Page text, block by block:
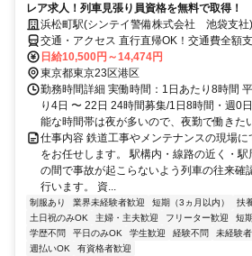
レア求人！列車見張り員資格を無料で取得！
浜松町駅(シンテイ警備株式会社 池袋支社)
交通・アクセス 直行直帰OK！交通費全額
日給10,500円～14,474円
東京都東京23区港区
勤務時間詳細 実働時間：1日あたり8時間
り4日 〜 22日 24時間募集/1日8時間・週0
能な時間帯は夜が多いので、夜勤で働き
仕事内容 鉄道工事やメンテナンスの現場
をお任せします。 駅構内・線路の近く・
の間で事故が起こらないよう列車の往来確
行います。 資...
制服あり 業界未経験者歓迎 短期（3ヵ月以内） 扶
土日祝のみOK
主婦・主夫歓迎 フリーター歓迎 短期
学歴不問
平日のみOK 学生歓迎 経験不問 未経験
週払いOK
有資格者歓迎